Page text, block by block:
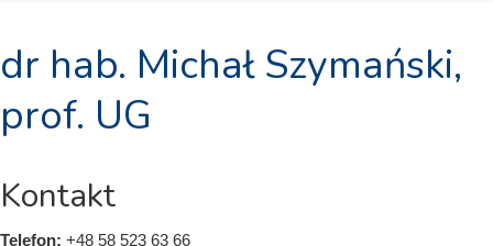
dr hab. Michał Szymański,
prof. UG
Kontakt
Telefon: +48 58 523 63 66